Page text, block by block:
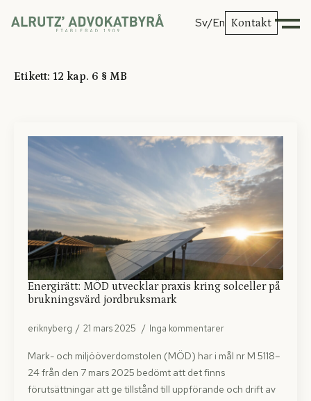
Sv/En Kontakt
Etikett: 12 kap. 6 § MB
Energirätt: MÖD utvecklar praxis kring solceller på
brukningsvärd jordbruksmark
eriknyberg 21 mars 2025 Inga kommentarer
Mark- och miljööverdomstolen (MÖD) har i mål nr M 5118–
24 från den 7 mars 2025 bedömt att det finns
förutsättningar att ge tillstånd till uppförande och drift av